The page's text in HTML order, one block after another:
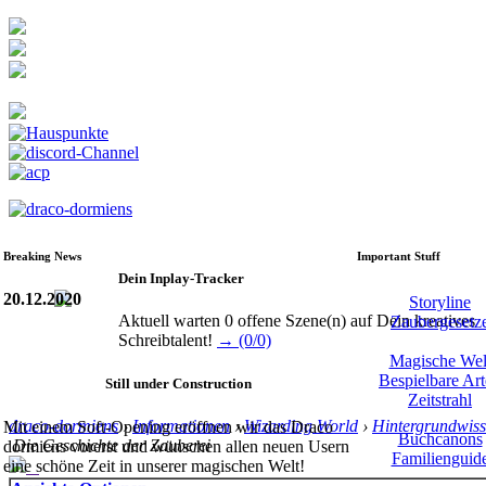
Breaking News
20.12.2020
Still under Construction
Mit einem Soft-Opening eröffnen wir das Draco
dormiens vorerst und wünschen allen neuen Usern
eine schöne Zeit in unserer magischen Welt!
Important Stuff
Storyline
Magische
Bespielbare
Zeitstrahl
Buchcanons
Dein Inplay-Tracker
Aktuell warten 0 offene Szene(n) auf Dein kreatives
Schreibtalent! → (0/0)
draco-dormiens›Informationen›Wizarding World ›
Die Geschichte der Zauberei